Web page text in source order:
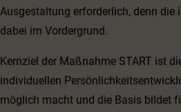
Ausgestaltung erforderlich, denn die
dabei im Vordergrund.
Kernziel der Maßnahme START ist
individuellen
möglich macht und die Basis bildet